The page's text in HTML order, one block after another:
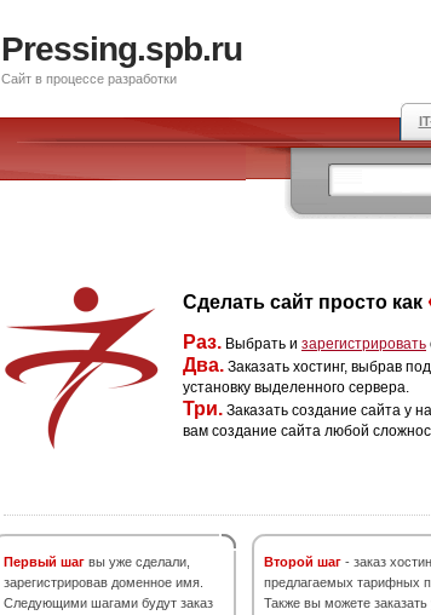
Pressing.spb.ru
Сайт в процессе разработки
Сделать сайт просто как
Раз. Выбрать и зарегистрировать
Два. Заказать хостинг, выбрав
установку выделенного сервера.
Три. Заказать создание сайта у
вам создание сайта любой
Первый шаг вы уже сделали,
зарегистрировав доменное имя.
Следующими шагами будут заказ
Второй шаг - заказ
предлагаемых тарифных
Также вы можете заказать